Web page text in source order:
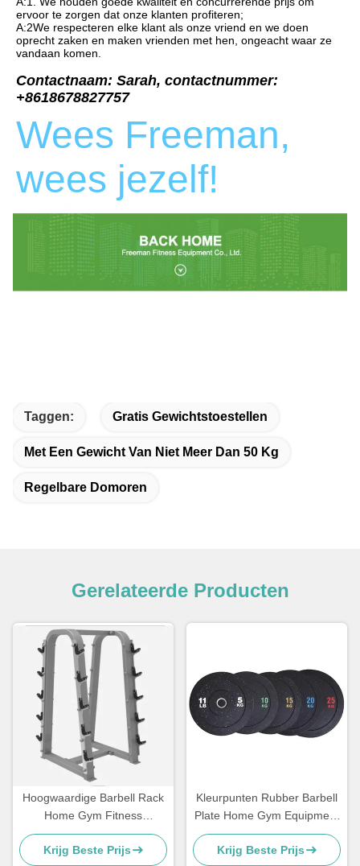
ervoor te zorgen dat onze klanten profiteren;
A:2We respecteren elke klant als onze vriend en we doen
oprecht zaken en maken vrienden met hen, ongeacht waar ze
vandaan komen.
Contactnaam: Sarah, contactnummer:
+8618678827757
Wees Freeman,
wees jezelf!
Taggen: Gratis Gewichtstoestellen
Met Een Gewicht Van Niet Meer Dan 50 Kg
Regelbare Domoren
Gerelateerde Producten
Hoogwaardige Barbell Rack
Home Gym Fitness
Equipment Oefening Spieren
Krijg Beste Prijs
Kleurpunten Rubber Barbell
Plate Home Gym Equipment
Bumper Gewichtsplaat
Krijg Beste Prijs